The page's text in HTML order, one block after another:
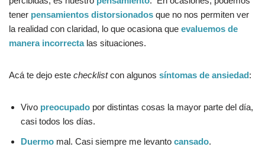
tener pensamientos distorsionados que no nos permiten ver
la realidad con claridad, lo que ocasiona que evaluemos de
manera incorrectalas situaciones.
Acá te dejo este checklistcon algunos síntomas de ansiedad:
Vivo preocupado por distintas cosas la mayor parte del día,
casi todos los días.
Duermo mal. Casi siempre me levanto cansado.